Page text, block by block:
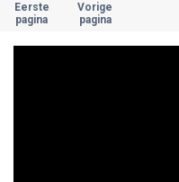
Eerste
pagina
Vorige
pagina